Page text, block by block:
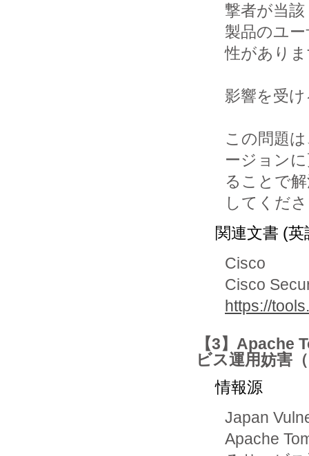
撃者が当該
製品のユ
性があり
影響を受
この問題
ージョン
ることで
関連文書 (英
Cisco
Cisco
https://
【3】Apache
ビス運用妨害
情報源
Japan
Apache